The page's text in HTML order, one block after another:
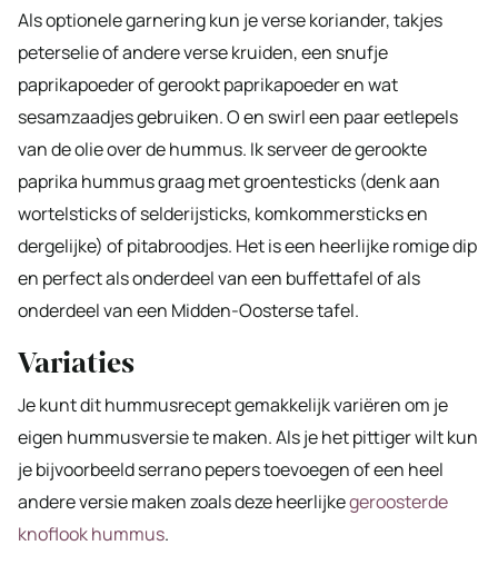
Als optionele garnering kun je verse koriander, takjes
peterselie of andere verse kruiden, een snufje
paprikapoeder of gerookt paprikapoeder en wat
sesamzaadjes gebruiken. O en swirl een paar eetlepels
van de olie over de hummus. Ik serveer de gerookte
paprika hummus graag met groentesticks (denk aan
wortelsticks of selderijsticks, komkommersticks en
dergelijke) of pitabroodjes. Het is een heerlijke romige dip
en perfect als onderdeel van een buffettafel of als
onderdeel van een Midden-Oosterse tafel.
Variaties
Je kunt dit hummusrecept gemakkelijk variëren om je
eigen hummusversie te maken. Als je het pittiger wilt kun
je bijvoorbeeld serrano pepers toevoegen of een heel
andere versie maken zoals deze heerlijkegeroosterde
knoflook hummus.